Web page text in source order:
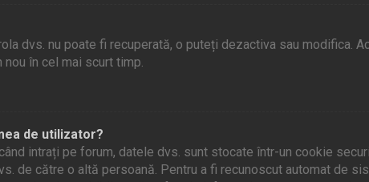
dvs. nu poate fi recuperată, o puteți dezactiva sau modifica.
în cel mai scurt timp.
de utilizator?
când intrați pe forum, datele dvs. sunt stocate într-un cookie
de către o altă persoană. Pentru a fi recunoscut automat de